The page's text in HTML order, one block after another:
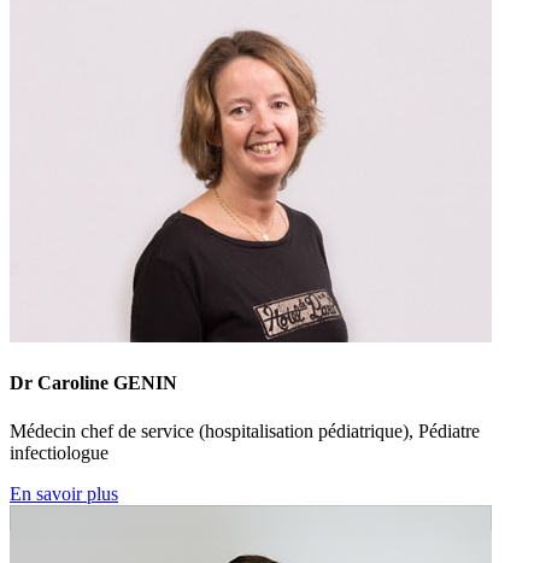
Dr Caroline GENIN
Médecin chef de service (hospitalisation pédiatrique), Pédiatre
infectiologue
En savoir plus